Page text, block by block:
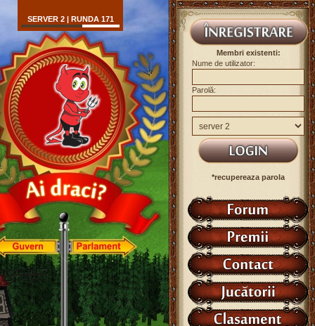
SERVER 2 | RUNDA 171
Membri existenti:
Nume de utilizator:
Parolă:
*recupereaza parola